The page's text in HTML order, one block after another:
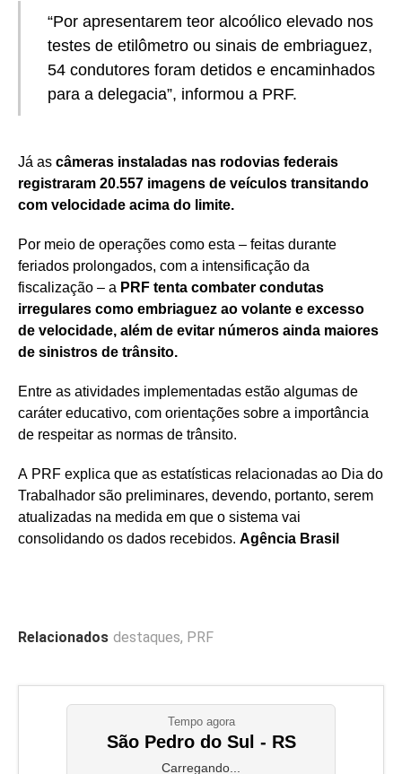
“Por apresentarem teor alcoólico elevado nos
testes de etilômetro ou sinais de embriaguez,
54 condutores foram detidos e encaminhados
para a delegacia”, informou a PRF.
Já as câmeras instaladas nas rodovias federais
registraram 20.557 imagens de veículos transitando
com velocidade acima do limite.
Por meio de operações como esta – feitas durante
feriados prolongados, com a intensificação da
fiscalização – a PRF tenta combater condutas
irregulares como embriaguez ao volante e excesso
de velocidade, além de evitar números ainda maiores
de sinistros de trânsito.
Entre as atividades implementadas estão algumas de
caráter educativo, com orientações sobre a importância
de respeitar as normas de trânsito.
A PRF explica que as estatísticas relacionadas ao Dia do
Trabalhador são preliminares, devendo, portanto, serem
atualizadas na medida em que o sistema vai
consolidando os dados recebidos. Agência Brasil
Relacionados destaques, PRF
Tempo agora
São Pedro do Sul - RS
Carregando...